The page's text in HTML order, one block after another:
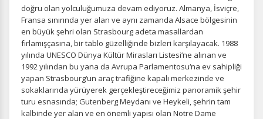
Pazarlama Çerezleri
Size ve ilgi alanlarınıza uygun reklamlar göstermek için
kullanılır. Kapatırsanız reklamları görmeye devam
edersiniz, ancak daha az alakalı olabilirler.
doğru olan yolculuğumuza devam ediyoruz. Almanya, İsviçre,
Fransa sınırında yer alan ve aynı zamanda Alsace bölgesinin
en büyük şehri olan Strasbourg adeta masallardan
fırlamışçasına, bir tablo güzelliğinde bizleri karşılayacak. 1988
yılında UNESCO Dünya Kültür Mirasları Listesi‘ne alınan ve
1992 yılından bu yana da Avrupa Parlamentosu‘na ev sahipliği
yapan Strasbourg‘un araç trafiğine kapalı merkezinde ve
sokaklarında yürüyerek gerçekleştireceğimiz panoramik şehir
turu esnasında; Gutenberg Meydanı ve Heykeli, şehrin tam
kalbinde yer alan ve en önemli yapısı olan Notre Dame